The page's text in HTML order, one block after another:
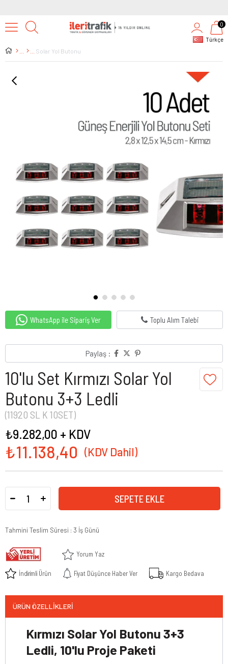
Türkçe
0
Solar Yol Butonu
WhatsApp ile Sipariş Ver Toplu Alım Talebi
Paylaş :
10'lu Set Kırmızı Solar Yol
Butonu 3+3 Ledli
(11920 SL K 10SET)
₺11.138,40
₺9.282,00 + KDV
Tahmini Teslim Süresi : 3 İş Günü
Yorum Yaz
İndirimli Ürün Fiyat Düşünce Haber Ver Kargo Bedava
ÜRÜN ÖZELLIKLERI
Kırmızı Solar Yol Butonu 3+3
Ledli, 10'lu Proje Paketi